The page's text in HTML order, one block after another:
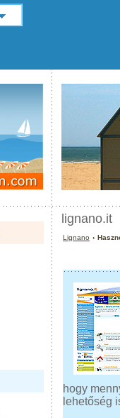
lignano.it
Lignano ›
hogy
lehetőség